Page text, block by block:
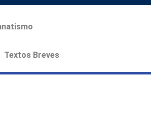
Textos Breves